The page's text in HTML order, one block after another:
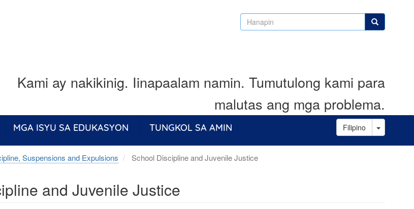
Hanapin Hanapin
Kami ay nakikinig. Iinapaalam namin. Tumutulong kami para
malutas ang mga problema.
MGA ISYU SA EDUKASYON TUNGKOL SA AMIN Filipino Toggle
Suspensions and Expulsions School Discipline and Juvenile Justice
and Juvenile Justice